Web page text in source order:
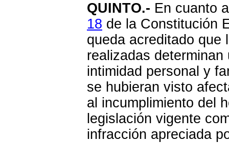
QUINTO.- En cuanto
18 de la Constitución
queda acreditado que
realizadas
intimidad personal y
se hubieran visto
al incumplimiento del
legislación vigente
infracción apreciada